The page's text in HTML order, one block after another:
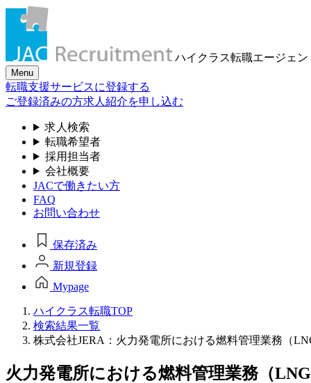
ハイクラス転職エージェン
Menu
転職支援サービスに登録する
ご登録済みの方求人紹介を申し込む
求人検索
転職希望者
採用担当者
会社概要
JACで働きたい方
FAQ
お問い合わせ
保存済み
新規登録
Mypage
ハイクラス転職TOP
検索結果一覧
株式会社JERA：火力発電所における燃料管理業務（
火力発電所における燃料管理業務（